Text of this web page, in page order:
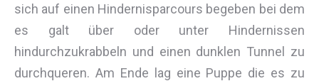
sich auf einen Hindernisparcours begeben bei dem
es galt über oder unter Hindernissen
hindurchzukrabbeln und einen dunklen Tunnel zu
durchqueren. Am Ende lag eine Puppe die es zu